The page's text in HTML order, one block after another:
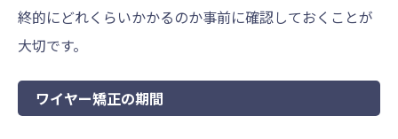
終的にどれくらいかかるのか事前に確認しておくことが
大切です。
ワイヤー矯正の期間